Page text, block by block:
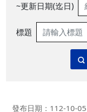
~更新日期(迄日)
標題
發布日期：112-10-05